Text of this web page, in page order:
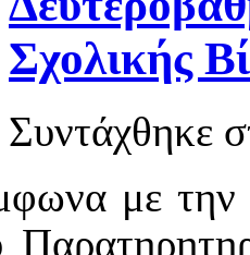
Σχολικής
Συντάχθηκε
με την